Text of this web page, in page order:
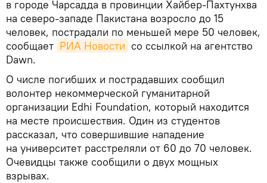
в городе Чарсадда в провинции Хайбер-Пахтунхва
на северо-западе Пакистана возросло до 15
человек, пострадали по меньшей мере 50 человек,
сообщает РИА Новости со ссылкой на агентство
Dawn.
О числе погибших и пострадавших сообщил
волонтер некоммерческой гуманитарной
организации Edhi Foundation, который находится
на месте происшествия. Один из студентов
рассказал, что совершившие нападение
на университет расстреляли от 60 до 70 человек.
Очевидцы также сообщили о двух мощных
взрывах.